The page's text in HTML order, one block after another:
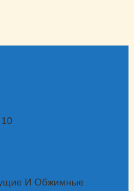
И Обжимные